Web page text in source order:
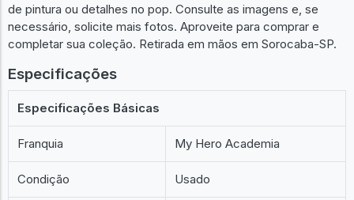
de pintura ou detalhes no pop. Consulte as imagens e, se
necessário, solicite mais fotos. Aproveite para comprar e
completar sua coleção. Retirada em mãos em Sorocaba-SP.
Especificações
Especificações Básicas
Franquia My Hero Academia
Condição Usado